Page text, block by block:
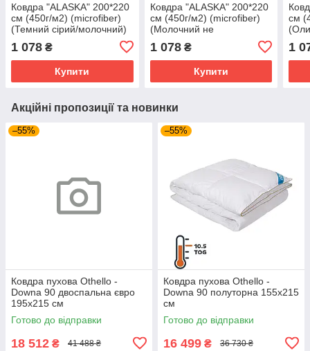
Ковдра "ALASKA" 200*220
см (450г/м2) (microfiber)
(Темний сірий/молочний)
1 078 ₴
Купити
Ковдра "ALASKA" 200*220
см (450г/м2) (microfiber)
(Молочний не
1 078₴
Купити
см
1
Акційні пропозиції та новинки
–55%
Ковдра пухова Othello -
Downa 90 двоспальна євро
195х215 см
Готово до відправки
18 512 ₴ 41 488 ₴
–55%
Ковдра пухова Othello -
Downa 90 полуторна 155х215
см
Готово до відправки
16 499 ₴ 36 730 ₴